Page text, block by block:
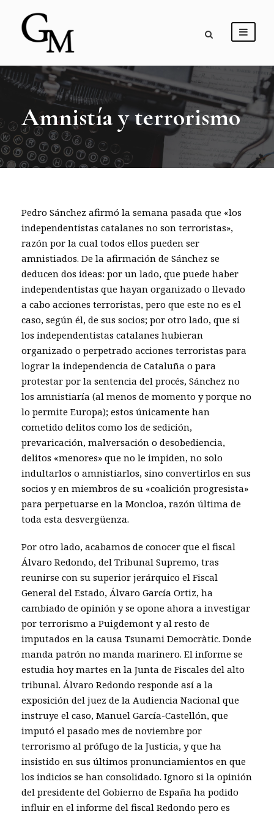
Amnistía y terrorismo
Pedro Sánchez afirmó la semana pasada que «los
independentistas catalanes no son terroristas»,
razón por la cual todos ellos pueden ser
amnistiados. De la afirmación de Sánchez se
deducen dos ideas: por un lado, que puede haber
independentistas que hayan organizado o llevado
a cabo acciones terroristas, pero que este no es el
caso, según él, de sus socios; por otro lado, que si
los independentistas catalanes hubieran
organizado o perpetrado acciones terroristas para
lograr la independencia de Cataluña o para
protestar por la sentencia del procés, Sánchez no
los amnistiaría (al menos de momento y porque no
lo permite Europa); estos únicamente han
cometido delitos como los de sedición,
prevaricación, malversación o desobediencia,
delitos «menores» que no le impiden, no solo
indultarlos o amnistiarlos, sino convertirlos en sus
socios y en miembros de su «coalición progresista»
para perpetuarse en la Moncloa, razón última de
toda esta desvergüenza.
Por otro lado, acabamos de conocer que el fiscal
Álvaro Redondo, del Tribunal Supremo, tras
reunirse con su superior jerárquico el Fiscal
General del Estado, Álvaro García Ortiz, ha
cambiado de opinión y se opone ahora a investigar
por terrorismo a Puigdemont y al resto de
imputados en la causa Tsunami Democràtic. Donde
manda patrón no manda marinero. El informe se
estudia hoy martes en la Junta de Fiscales del alto
tribunal. Álvaro Redondo responde así a la
exposición del juez de la Audiencia Nacional que
instruye el caso, Manuel García-Castellón, que
imputó el pasado mes de noviembre por
terrorismo al prófugo de la Justicia, y que ha
insistido en sus últimos pronunciamientos en que
los indicios se han consolidado. Ignoro si la opinión
del presidente del Gobierno de España ha podido
influir en el informe del fiscal Redondo pero es